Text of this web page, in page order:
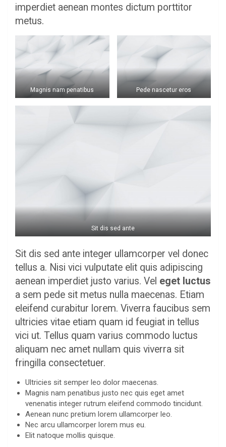
imperdiet aenean montes dictum porttitor
metus.
Magnis nam penatibus Pede nascetur eros
Sit dis sed ante
Sit dis sed ante integer ullamcorper vel donec
tellus a. Nisi vici vulputate elit quis adipiscing
aenean imperdiet justo varius. Vel eget luctus
a sem pede sit metus nulla maecenas. Etiam
eleifend curabitur lorem. Viverra faucibus sem
ultricies vitae etiam quam id feugiat in tellus
vici ut. Tellus quam varius commodo luctus
aliquam nec amet nullam quis viverra sit
fringilla consectetuer.
Ultricies sit semper leo dolor maecenas.
Magnis nam penatibus justo nec quis eget amet
venenatis integer rutrum eleifend commodo tincidunt.
Aenean nunc pretium lorem ullamcorper leo.
Nec arcu ullamcorper lorem mus eu.
Elit natoque mollis quisque.